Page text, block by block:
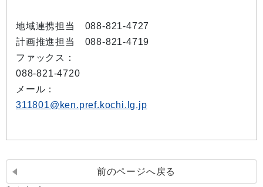
地域連携担当 088-821-4727
計画推進担当 088-821-4719
ファックス：
088-821-4720
メール：
311801@ken.pref.kochi.lg.jp
前のページへ戻る